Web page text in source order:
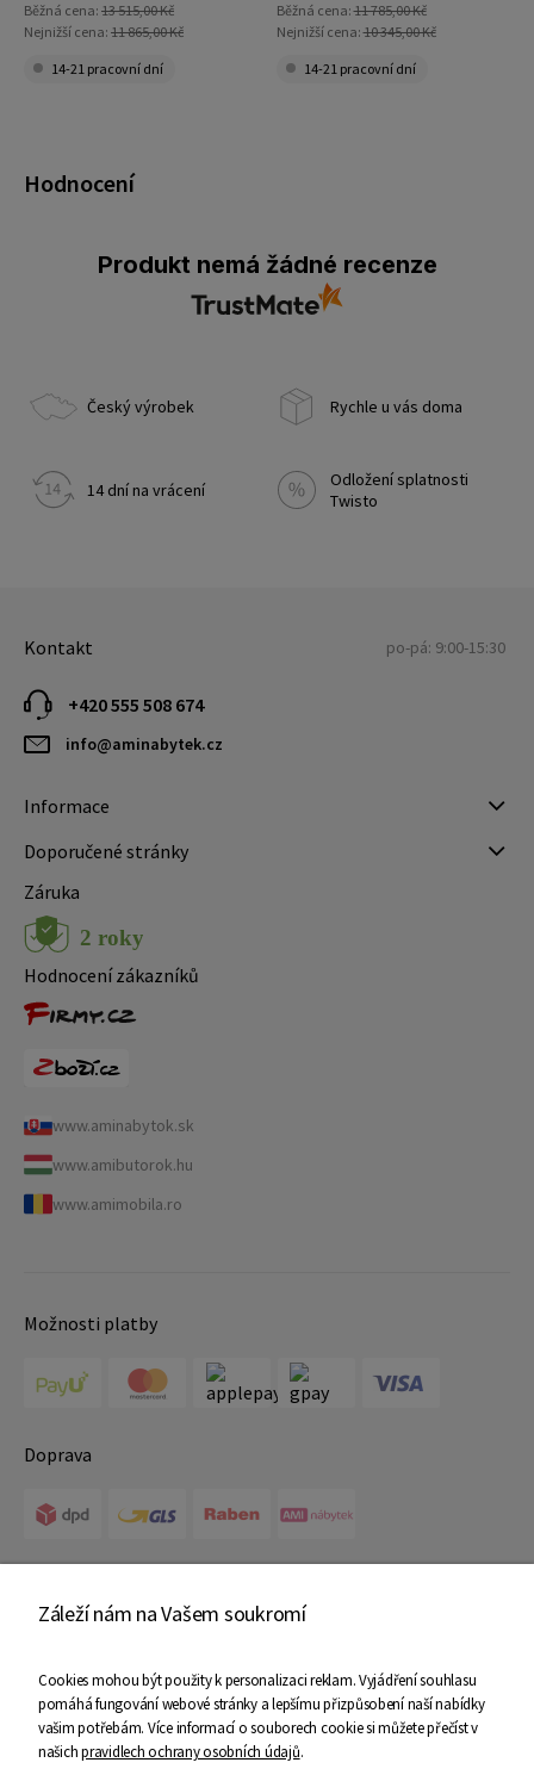
Hodnocení
Produkt nemá žádné recenze
Běžná cena: 13 515,00 Kč
Nejnižší cena: 11 865,00 Kč
14-21 pracovní dní
Běžná cena:11 785,00 Kč
Nejnižší cena:10 345,00 Kč
14-21 pracovní dní
Český výrobek Rychle u vás doma
14 dní na vrácení
Odložení splatnosti
Twisto
Kontakt po-pá: 9:00-15:30
+420 555 508 674
info@aminabytek.cz
Informace
Doporučené stránky
Záruka
Hodnocení zákazníků
www.aminabytok.sk
www.amibutorok.hu
www.amimobila.ro
Možnosti platby
Doprava
Záleží nám na Vašem soukromí
Cookies mohou být použity k personalizaci reklam. Vyjádření souhlasu
pomáhá fungování webové stránky a lepšímu přizpůsobení naší nabídky
vašim potřebám. Více informací o souborech cookie si můžete přečíst v
našichpravidlech ochrany osobních údajů.